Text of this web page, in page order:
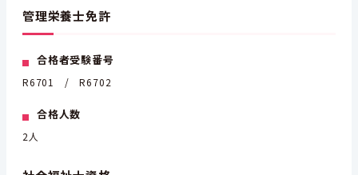
管理栄養士免許
合格者受験番号
R6701 / R6702
合格人数
2人